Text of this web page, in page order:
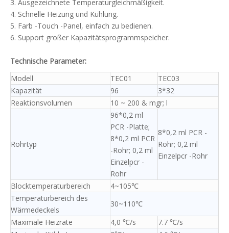
3. Ausgezeichnete Temperaturgleichmäßigkeit.
4. Schnelle Heizung und Kühlung.
5. Farb -Touch -Panel, einfach zu bedienen.
6. Support großer Kapazitätsprogrammspeicher.
Technische Parameter:
Modell
TEC01
TEC03
Kapazität
96
3*32
Reaktionsvolumen
10 ~ 200 & mgr; l
Rohrtyp
96*0,2 ml
PCR -Platte;
8*0,2 ml PCR
-Rohr; 0,2 ml
Einzelpcr -
Rohr
8*0,2 ml PCR -
Rohr; 0,2 ml
Einzelpcr -Rohr
Blocktemperaturbereich
4~105℃
Temperaturbereich des
Wärmedeckels
30~110℃
Maximale Heizrate
4,0 ℃/s
7.7 ℃/s